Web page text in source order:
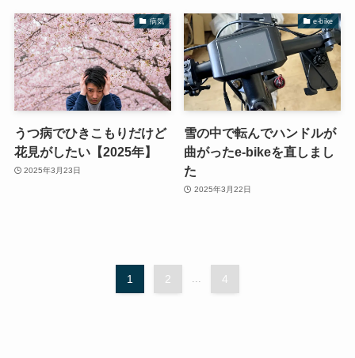
病気
うつ病でひきこもりだけど
花見がしたい【2025年】
2025年3月23日
e-bike
雪の中で転んでハンドルが
曲がったe-bikeを直しまし
た
2025年3月22日
1 2 ... 4